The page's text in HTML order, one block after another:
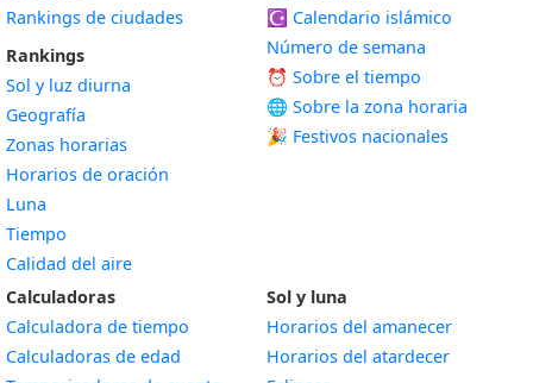
Rankings de ciudades
Rankings
Sol y luz diurna
Geografía
Zonas horarias
Horarios de oración
Luna
Tiempo
Calidad del aire
☪️ Calendario islámico
Número de semana
⏰ Sobre el tiempo
🌐 Sobre la zona horaria
🎉 Festivos nacionales
Calculadoras
Calculadora de tiempo
Calculadoras de edad
Sol y luna
Horarios del amanecer
Horarios del atardecer